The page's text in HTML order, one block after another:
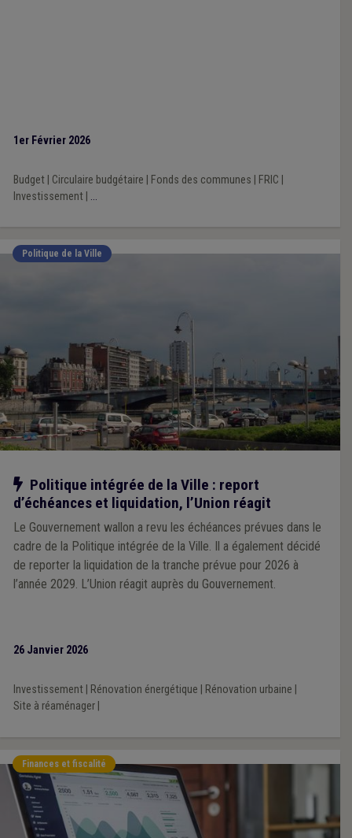
1er Février 2026
Budget| Circulaire budgétaire Fonds des communes FRIC
Investissement| ...
Politique de la Ville
Notre action
Politique intégrée de la Ville : report
d’échéances et liquidation, l’Union réagit
Le Gouvernement wallon a revu les échéances prévues dans le
cadre de la Politique intégrée de la Ville. Il a également décidé
de reporter la liquidation de la tranche prévue pour 2026 à
l’année 2029. L’Union réagit auprès du Gouvernement.
26 Janvier 2026
Investissement| Rénovation énergétique Rénovation urbaine
Site à réaménager|
Finances et fiscalité